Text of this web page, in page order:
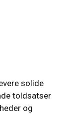
solide
toldsatser
og